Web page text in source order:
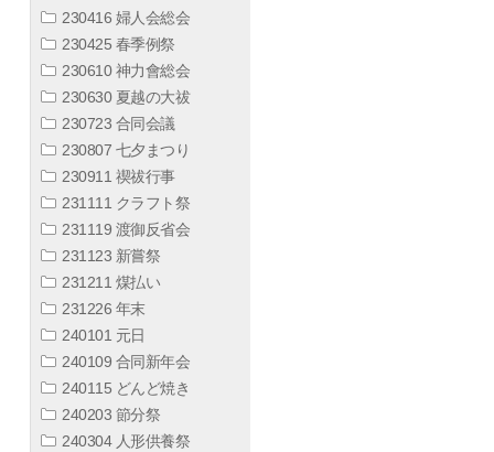
230416 婦人会総会
230425 春季例祭
230610 神力會総会
230630 夏越の大祓
230723 合同会議
230807 七夕まつり
230911 禊祓行事
231111 クラフト祭
231119 渡御反省会
231123 新嘗祭
231211 煤払い
231226 年末
240101 元日
240109 合同新年会
240115 どんど焼き
240203 節分祭
240304 人形供養祭